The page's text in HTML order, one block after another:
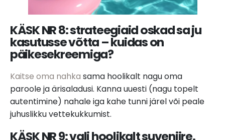
KÄSK NR 8: strateegiaid oskad sa ju
kasutusse võtta – kuidas on
päikesekreemiga?
Kaitse oma nahka sama hoolikalt nagu oma
paroole ja ärisaladusi. Kanna uuesti (nagu topelt
autentimine) nahale iga kahe tunni järel või peale
juhuslikku vettekukkumist.
KÄSK NR 9: vali hoolikalt suveniire.